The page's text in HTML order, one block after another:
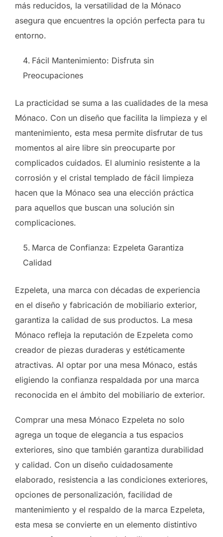
más reducidos, la versatilidad de la Mónaco
asegura que encuentres la opción perfecta para tu
entorno.
Fácil Mantenimiento: Disfruta sin
Preocupaciones
La practicidad se suma a las cualidades de la mesa
Mónaco. Con un diseño que facilita la limpieza y el
mantenimiento, esta mesa permite disfrutar de tus
momentos al aire libre sin preocuparte por
complicados cuidados. El aluminio resistente a la
corrosión y el cristal templado de fácil limpieza
hacen que la Mónaco sea una elección práctica
para aquellos que buscan una solución sin
complicaciones.
Marca de Confianza: Ezpeleta Garantiza
Calidad
Ezpeleta, una marca con décadas de experiencia
en el diseño y fabricación de mobiliario exterior,
garantiza la calidad de sus productos. La mesa
Mónaco refleja la reputación de Ezpeleta como
creador de piezas duraderas y estéticamente
atractivas. Al optar por una mesa Mónaco, estás
eligiendo la confianza respaldada por una marca
reconocida en el ámbito del mobiliario de exterior.
Comprar una mesa Mónaco Ezpeleta no solo
agrega un toque de elegancia a tus espacios
exteriores, sino que también garantiza durabilidad
y calidad. Con un diseño cuidadosamente
elaborado, resistencia a las condiciones exteriores,
opciones de personalización, facilidad de
mantenimiento y el respaldo de la marca Ezpeleta,
esta mesa se convierte en un elemento distintivo